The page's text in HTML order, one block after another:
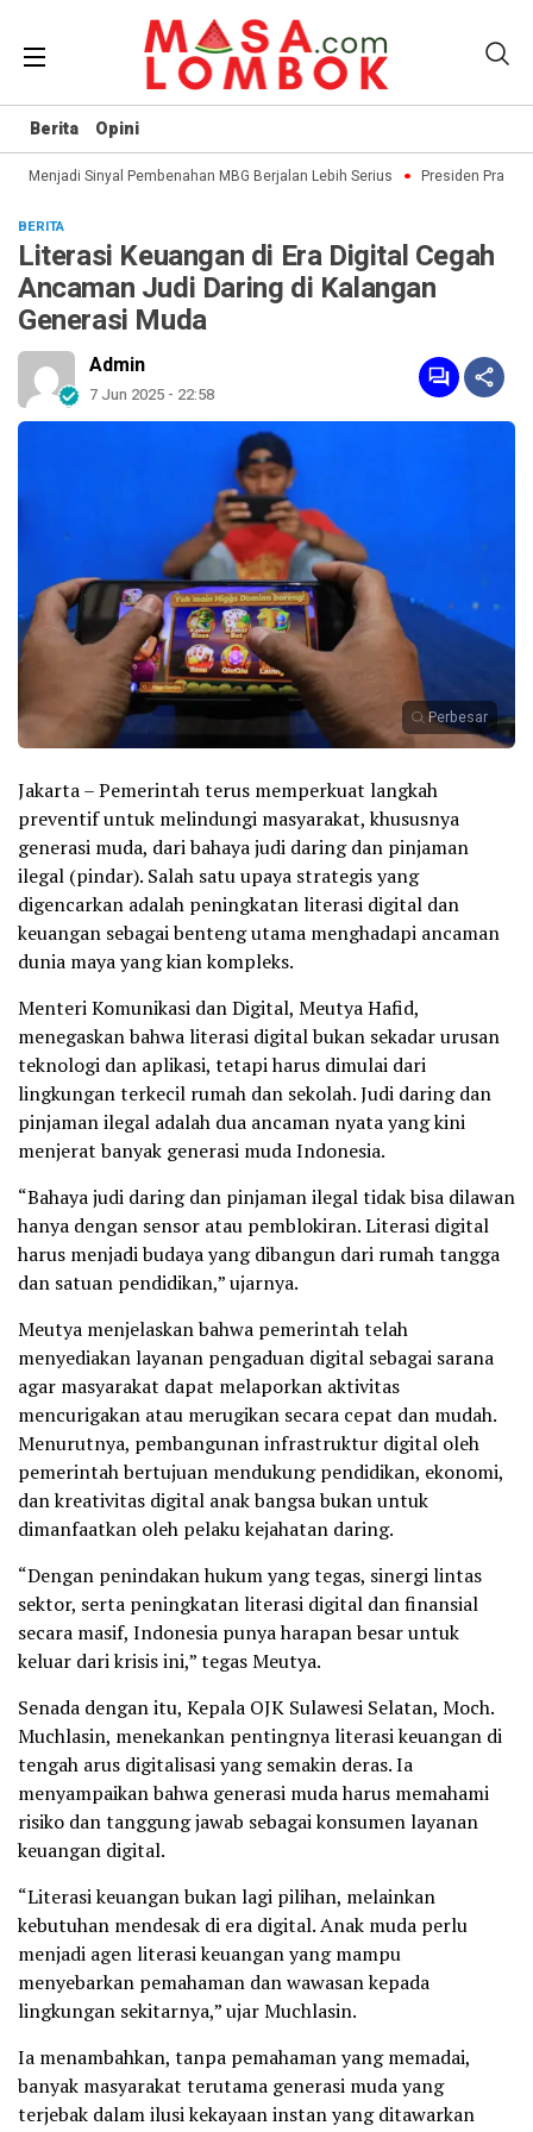
Berita Opini
Menjadi Sinyal Pembenahan MBG Berjalan Lebih Serius Presiden
BERITA
Literasi Keuangan di Era Digital Cegah
Ancaman Judi Daring di Kalangan
Generasi Muda
Admin
7 Jun 2025 - 22:58
Perbesar
Jakarta – Pemerintah terus memperkuat langkah
preventif untuk melindungi masyarakat, khususnya
generasi muda, dari bahaya judi daring dan pinjaman
ilegal (pindar). Salah satu upaya strategis yang
digencarkan adalah peningkatan literasi digital dan
keuangan sebagai benteng utama menghadapi ancaman
dunia maya yang kian kompleks.
Menteri Komunikasi dan Digital, Meutya Hafid,
menegaskan bahwa literasi digital bukan sekadar urusan
teknologi dan aplikasi, tetapi harus dimulai dari
lingkungan terkecil rumah dan sekolah. Judi daring dan
pinjaman ilegal adalah dua ancaman nyata yang kini
menjerat banyak generasi muda Indonesia.
“Bahaya judi daring dan pinjaman ilegal tidak bisa dilawan
hanya dengan sensor atau pemblokiran. Literasi digital
harus menjadi budaya yang dibangun dari rumah tangga
dan satuan pendidikan,” ujarnya.
Meutya menjelaskan bahwa pemerintah telah
menyediakan layanan pengaduan digital sebagai sarana
agar masyarakat dapat melaporkan aktivitas
mencurigakan atau merugikan secara cepat dan mudah.
Menurutnya, pembangunan infrastruktur digital oleh
pemerintah bertujuan mendukung pendidikan, ekonomi,
dan kreativitas digital anak bangsa bukan untuk
dimanfaatkan oleh pelaku kejahatan daring.
“Dengan penindakan hukum yang tegas, sinergi lintas
sektor, serta peningkatan literasi digital dan finansial
secara masif, Indonesia punya harapan besar untuk
keluar dari krisis ini,” tegas Meutya.
Senada dengan itu, Kepala OJK Sulawesi Selatan, Moch.
Muchlasin, menekankan pentingnya literasi keuangan di
tengah arus digitalisasi yang semakin deras. Ia
menyampaikan bahwa generasi muda harus memahami
risiko dan tanggung jawab sebagai konsumen layanan
keuangan digital.
“Literasi keuangan bukan lagi pilihan, melainkan
kebutuhan mendesak di era digital. Anak muda perlu
menjadi agen literasi keuangan yang mampu
menyebarkan pemahaman dan wawasan kepada
lingkungan sekitarnya,” ujar Muchlasin.
Ia menambahkan, tanpa pemahaman yang memadai,
banyak masyarakat terutama generasi muda yang
terjebak dalam ilusi kekayaan instan yang ditawarkan